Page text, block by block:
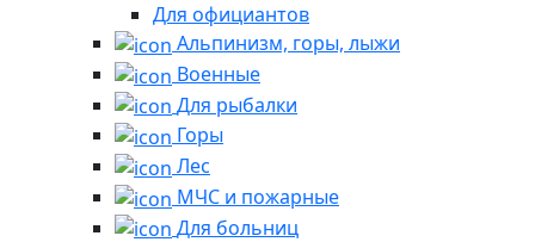
Для официантов
Альпинизм, горы, лыжи
Военные
Для рыбалки
Горы
Лес
МЧС и пожарные
Для больниц